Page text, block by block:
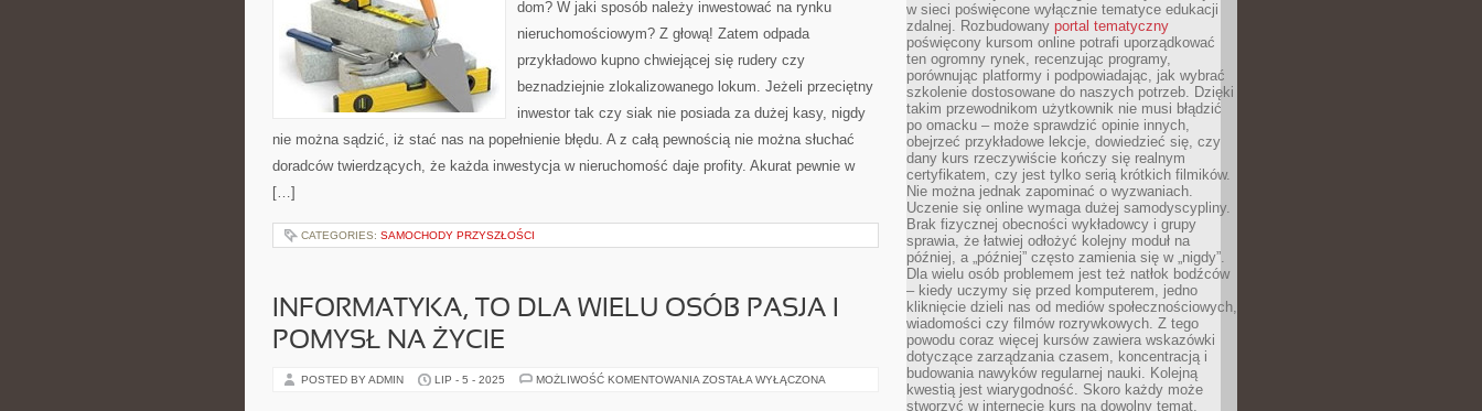
BUDUJE
DOM?
dom? W jaki sposób należy inwestować na rynku
nieruchomościowym? Z głową! Zatem odpada
przykładowo kupno chwiejącej się rudery czy
beznadziejnie zlokalizowanego lokum. Jeżeli przeciętny
inwestor tak czy siak nie posiada za dużej kasy, nigdy
nie można sądzić, iż stać nas na popełnienie błędu. A z całą pewnością nie można słuchać
doradców twierdzących, że każda inwestycja w nieruchomość daje profity. Akurat pewnie w
[…]
CATEGORIES: SAMOCHODY PRZYSZŁOŚCI
INFORMATYKA, TO DLA WIELU OSÓB PASJA I
POMYSŁ NA ŻYCIE
POSTED BY ADMIN LIP - 5 - 2025 MOŻLIWOŚĆ KOMENTOWANIA INFORMATYKA,
ZOSTAŁA WYŁĄCZONA
w sieci poświęcone wyłącznie tematyce edukacji
zdalnej. Rozbudowany portal tematyczny
poświęcony kursom online potrafi uporządkować
ten ogromny rynek, recenzując programy,
porównując platformy i podpowiadając, jak wybrać
szkolenie dostosowane do naszych potrzeb. Dzięki
takim przewodnikom użytkownik nie musi błądzić
po omacku – może sprawdzić opinie innych,
obejrzeć przykładowe lekcje, dowiedzieć się, czy
dany kurs rzeczywiście kończy się realnym
certyfikatem, czy jest tylko serią krótkich filmików.
Nie można jednak zapominać o wyzwaniach.
Uczenie się online wymaga dużej samodyscypliny.
Brak fizycznej obecności wykładowcy i grupy
sprawia, że łatwiej odłożyć kolejny moduł na
później, a „później” często zamienia się w „nigdy”.
Dla wielu osób problemem jest też natłok bodźców
– kiedy uczymy się przed komputerem, jedno
kliknięcie dzieli nas od mediów społecznościowych,
wiadomości czy filmów rozrywkowych. Z tego
powodu coraz więcej kursów zawiera wskazówki
dotyczące zarządzania czasem, koncentracją i
budowania nawyków regularnej nauki. Kolejną
kwestią jest wiarygodność. Skoro każdy może
stworzyć w internecie kurs na dowolny temat,